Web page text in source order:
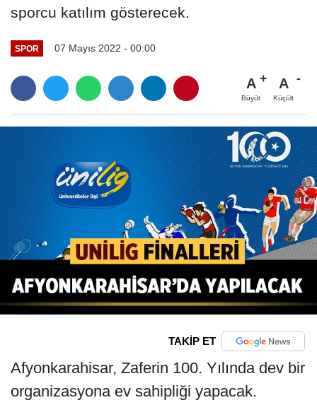
sporcu katılım gösterecek.
SPOR 07 Mayıs 2022 - 00:00
A
Büyüt
A
Küçült
TAKİP ET
Afyonkarahisar, Zaferin 100. Yılında dev bir
organizasyona ev sahipliği yapacak.